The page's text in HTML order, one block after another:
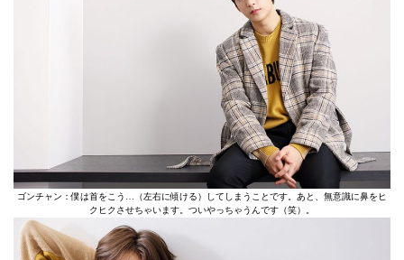
ゴンチャン：僕は首をこう…（左右に傾ける）してしまうことです。あと、無意識に鼻をヒ
クヒクさせちゃいます。ついやっちゃうんです（笑）。